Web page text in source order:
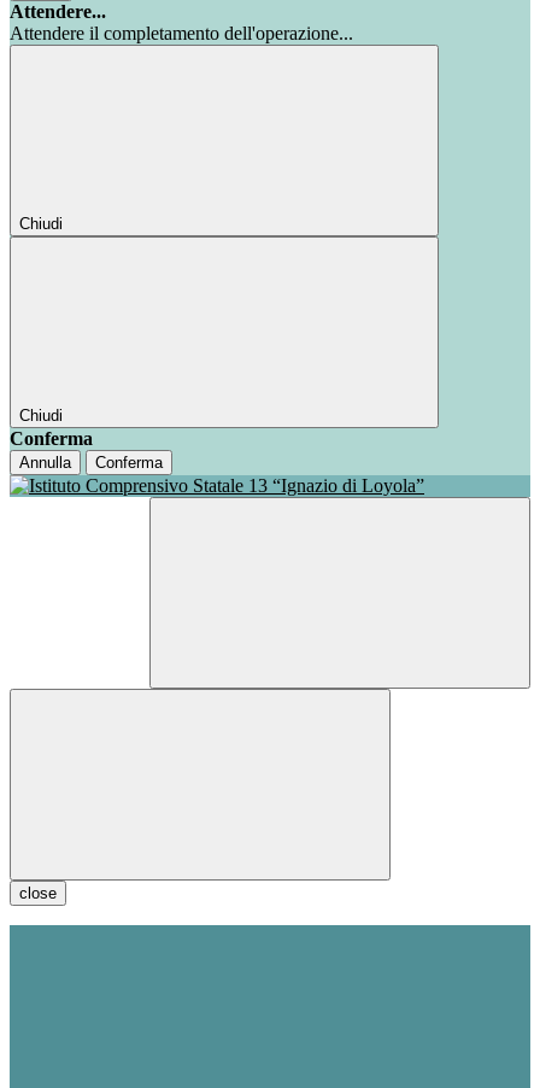
Attendere...
Attendere il completamento dell'operazione...
Chiudi
Chiudi
Conferma
Annulla Conferma
close